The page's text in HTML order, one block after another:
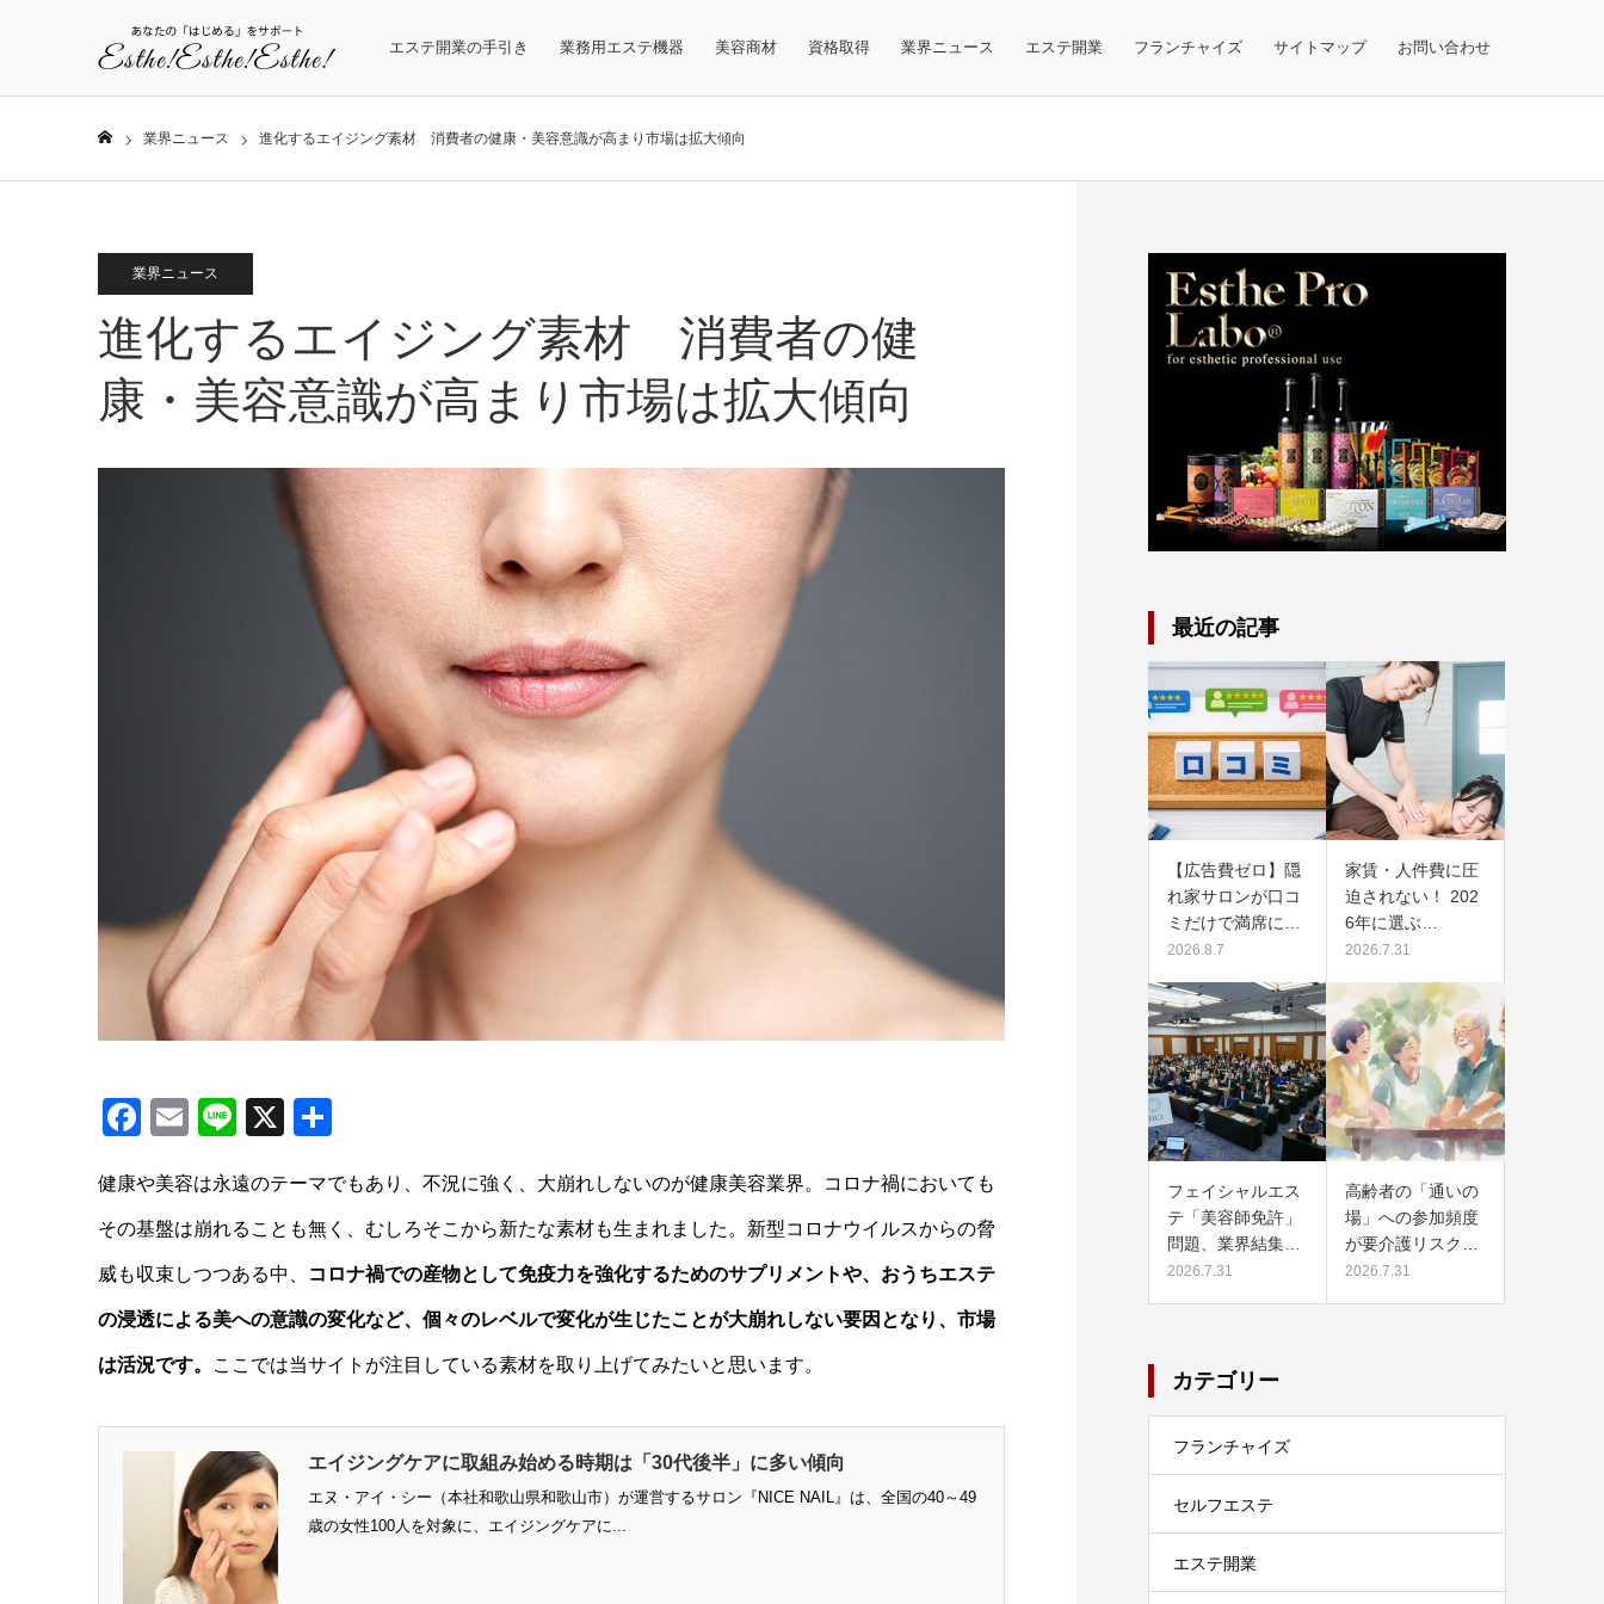
エステ開業の手引き 業務用エステ機器 美容商材 資格取得 業界ニュース エステ開業 フランチャイズ サイトマップ お問い合わせ
業界ニュース 進化するエイジング素材 消費者の健康・美容意識が高まり市場は拡大傾向
業界ニュース
進化するエイジング素材 消費者の健
康・美容意識が高まり市場は拡大傾向
Facebook
EmailLine
X
健康や美容は永遠のテーマでもあり、不況に強く、大崩れしないのが健康美容業界。コロナ禍においても
その基盤は崩れることも無く、むしろそこから新たな素材も生まれました。新型コロナウイルスからの脅
威も収束しつつある中、 コロナ禍での産物として免疫力を強化するためのサプリメントや、おうちエステ
の浸透による美への意識の変化など、個々のレベルで変化が生じたことが大崩れしない要因となり、市場
は活況です。 ここでは当サイトが注目している素材を取り上げてみたいと思います。
エイジングケアに取組み始める時期は「30代後半」に多い傾向
エヌ・アイ・シー（本社和歌山県和歌山市）が運営するサロン『NICE NAIL』は、全国の40～49
歳の女性100人を対象に、エイジングケアに...
最近の記事
【広告費ゼロ】隠
れ家サロンが口コ
ミだけで満席に…
2026.8.7
家賃・人件費に圧
迫されない！ 202
6年に選ぶ…
2026.7.31
フェイシャルエス
テ「美容師免許」
問題、業界結集…
2026.7.31
高齢者の「通いの
場」への参加頻度
が要介護リスク…
2026.7.31
カテゴリー
フランチャイズ
セルフエステ
エステ開業